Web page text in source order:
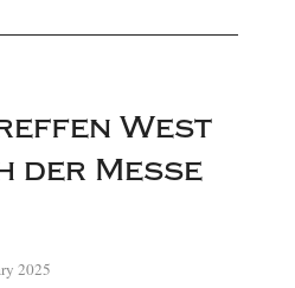
West
der Messe
2025